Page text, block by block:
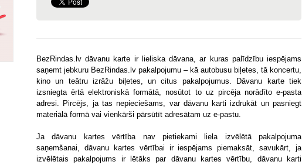
BezRindas.lv dāvanu karte ir lieliska dāvana, ar kuras palīdzību iespējams
saņemt jebkuru BezRindas.lv pakalpojumu – kā autobusu biļetes, tā koncertu,
kino un teātru izrāžu biļetes, un citus pakalpojumus. Dāvanu karte tiek
izsniegta ērtā elektroniskā formātā, nosūtot to uz pircēja norādīto e-pasta
adresi. Pircējs, ja tas nepieciešams, var dāvanu karti izdrukāt un pasniegt
materiālā formā vai vienkārši pārsūtīt adresātam uz e-pastu.
Ja dāvanu kartes vērtība nav pietiekami liela izvēlētā pakalpojuma
saņemšanai, dāvanu kartes vērtībai ir iespējams piemaksāt, savukārt, ja
izvēlētais pakalpojums ir lētāks par dāvanu kartes vērtību, dāvanu karti